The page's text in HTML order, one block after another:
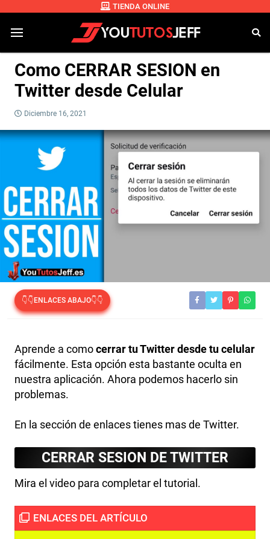
TIENDA ONLINE
Como CERRAR SESION en
Twitter desde Celular
Diciembre 16, 2021
👇👇ENLACES ABAJO👇👇
Aprende a comocerrar tu Twitter desde tu celular
fácilmente. Esta opción esta bastante oculta en
nuestra aplicación. Ahora podemos hacerlo sin
problemas.
En la sección de enlaces tienes mas de Twitter.
CERRAR SESION DE TWITTER
Mira el video para completar el tutorial.